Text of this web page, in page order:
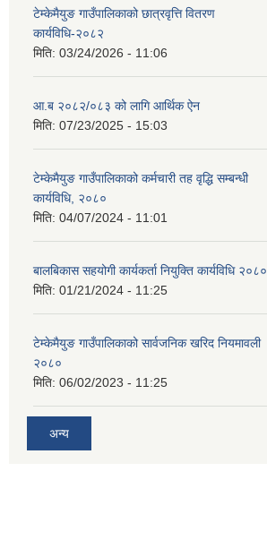
टेम्केमैयुङ गाउँपालिकाको छात्रवृत्ति वितरण
कार्यविधि-२०८२
मिति: 03/24/2026 - 11:06
आ.ब २०८२/०८३ को लागि आर्थिक ऐन
मिति: 07/23/2025 - 15:03
टेम्केमैयुङ गाउँपालिकाको कर्मचारी तह वृद्धि सम्बन्धी
कार्यविधि, २०८०
मिति: 04/07/2024 - 11:01
बालबिकास सहयोगी कार्यकर्ता नियुक्ति कार्यविधि २०८०
मिति: 01/21/2024 - 11:25
टेम्केमैयुङ गाउँपालिकाको सार्वजनिक खरिद नियमावली
२०८०
मिति: 06/02/2023 - 11:25
अन्य